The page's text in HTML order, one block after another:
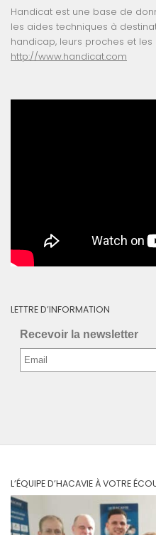
Handicat est une base de
les aides techniques à
handicap, leurs proches et
http://www.handicat.com
LETTRE D’INFORMATION
Recevoir la newsletter
L’ÉQUIPE D’HACAVIE À VOTRE